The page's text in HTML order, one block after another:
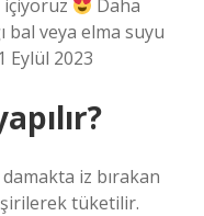
Daha
bal veya elma suyu
1 Eylül 2023
iz bırakan
tüketilir.